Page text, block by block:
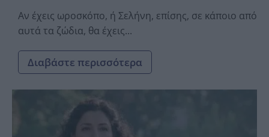
Αν έχεις ωροσκόπο, ή Σελήνη, επίσης, σε κάποιο από
αυτά τα ζώδια, θα έχεις...
Διαβάστε περισσότερα